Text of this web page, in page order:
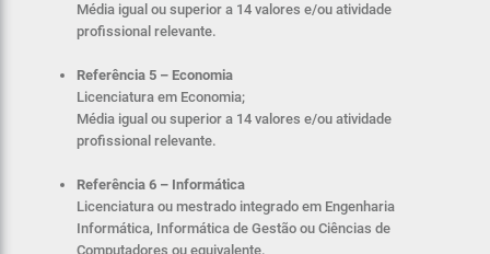
Média igual ou superior a 14 valores e/ou atividade
profissional relevante.
Referência 5 – Economia
Licenciatura em Economia;
Média igual ou superior a 14 valores e/ou atividade
profissional relevante.
Referência 6 – Informática
Licenciatura ou mestrado integrado em Engenharia
Informática, Informática de Gestão ou Ciências de
Computadores ou equivalente.